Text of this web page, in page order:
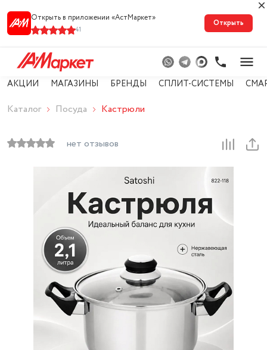
Открыть в приложении «АстМарке‪т‬»
41
Открыть
АКЦИИ МАГАЗИНЫ БРЕНДЫ СПЛИТ-СИСТЕМЫ
Каталог Посуда Кастрюли
нет отзывов